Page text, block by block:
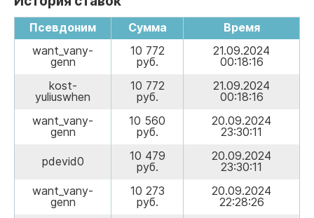
Псевдоним Сумма
Время
want_vany-
genn
10 772
руб.
21.09.2024
00:18:16
kost-
yuliuswhen
10 772
руб.
21.09.2024
00:18:16
want_vany-
genn
10 560
руб.
20.09.2024
23:30:11
pdevid0
10 479
руб.
20.09.2024
23:30:11
want_vany-
genn
10 273
руб.
20.09.2024
22:28:26